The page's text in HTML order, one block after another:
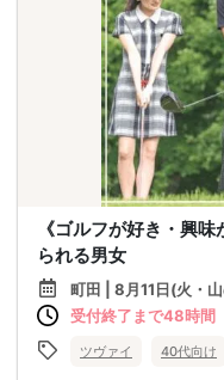
《ゴルフが好き・興
られる男女
町田 | 8月11日(火・
受付終了まで48時間
ツヴァイ 40代向け